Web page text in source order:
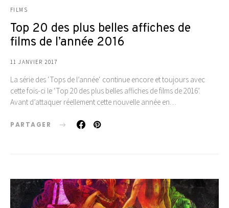
FILMS
Top 20 des plus belles affiches de
films de l’année 2016
11 JANVIER 2017
La série des ‘Tops de l’année‘ continue encore et toujours avec
cette fois-ci le ‘Top 20 des plus belles affiches de films de 2016’.
Avant d’attaquer réellement cette nouvelle année en…
PARTAGER